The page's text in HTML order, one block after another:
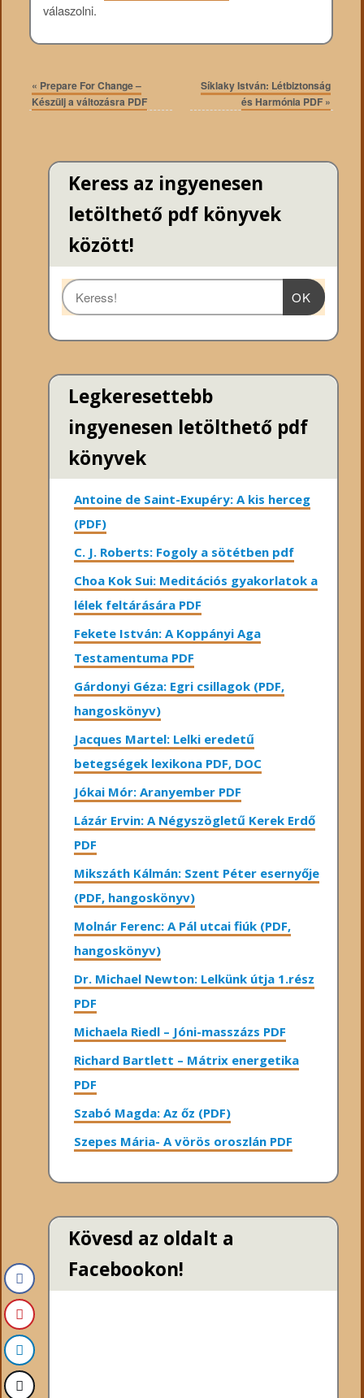
válaszolni.
« Prepare For Change –
Készülj a változásra PDF
Síklaky István: Létbiztonság
és Harmónia PDF »
Keress az ingyenesen
letölthető pdf könyvek
között!
OK
Legkeresettebb
ingyenesen letölthető pdf
könyvek
Antoine de Saint-Exupéry: A kis herceg
(PDF)
C. J. Roberts: Fogoly a sötétben pdf
Choa Kok Sui: Meditációs gyakorlatok a
lélek feltárására PDF
Fekete István: A Koppányi Aga
Testamentuma PDF
Gárdonyi Géza: Egri csillagok (PDF,
hangoskönyv)
Jacques Martel: Lelki eredetű
betegségek lexikona PDF, DOC
Jókai Mór: Aranyember PDF
Lázár Ervin: A Négyszögletű Kerek Erdő
PDF
Mikszáth Kálmán: Szent Péter esernyője
(PDF, hangoskönyv)
Molnár Ferenc: A Pál utcai fiúk (PDF,
hangoskönyv)
Dr. Michael Newton: Lelkünk útja 1.rész
PDF
Michaela Riedl – Jóni-masszázs PDF
Richard Bartlett – Mátrix energetika
PDF
Szabó Magda: Az őz (PDF)
Szepes Mária- A vörös oroszlán PDF
Kövesd az oldalt a
Facebookon!